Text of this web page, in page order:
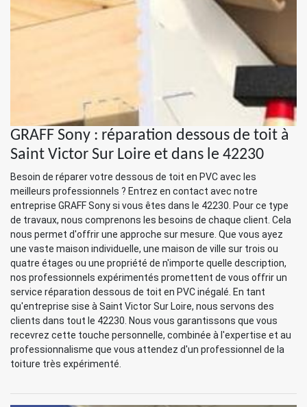
GRAFF Sony : réparation dessous de toit à
Saint Victor Sur Loire et dans le 42230
Besoin de réparer votre dessous de toit en PVC avec les
meilleurs professionnels ? Entrez en contact avec notre
entreprise GRAFF Sony si vous êtes dans le 42230. Pour ce type
de travaux, nous comprenons les besoins de chaque client. Cela
nous permet d'offrir une approche sur mesure. Que vous ayez
une vaste maison individuelle, une maison de ville sur trois ou
quatre étages ou une propriété de n'importe quelle description,
nos professionnels expérimentés promettent de vous offrir un
service réparation dessous de toit en PVC inégalé. En tant
qu'entreprise sise à Saint Victor Sur Loire, nous servons des
clients dans tout le 42230. Nous vous garantissons que vous
recevrez cette touche personnelle, combinée à l'expertise et au
professionnalisme que vous attendez d'un professionnel de la
toiture très expérimenté.